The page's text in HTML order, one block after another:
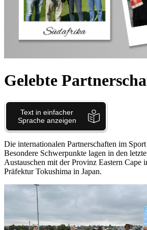
Gelebte
Die internationalen Partnerschaften im
Besondere Schwerpunkte lagen in den
Austauschen mit der Provinz Eastern Cape
Präfektur Tokushima in Japan.